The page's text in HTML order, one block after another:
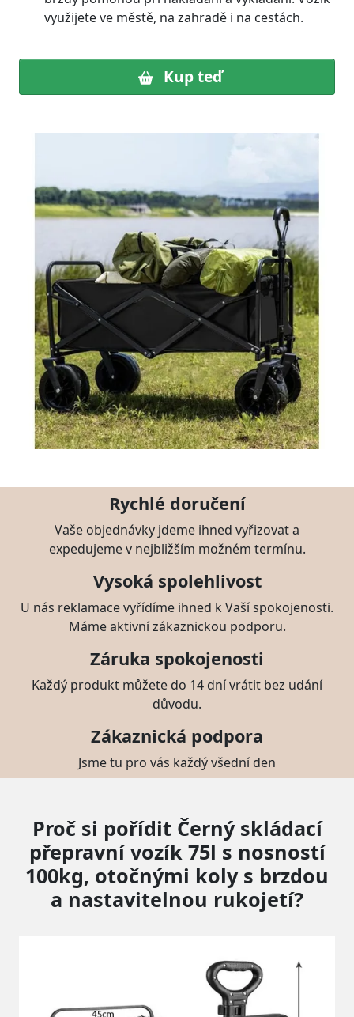
využijete ve městě, na zahradě i na cestách.
Kup teď
Rychlé doručení
Vaše objednávky jdeme ihned vyřizovat a
expedujeme v nejbližším možném termínu.
Vysoká spolehlivost
U nás reklamace vyřídíme ihned k Vaší spokojenosti.
Máme aktivní zákaznickou podporu.
Záruka spokojenosti
Každý produkt můžete do 14 dní vrátit bez udání
důvodu.
Zákaznická podpora
Jsme tu pro vás každý všední den
Proč si pořídit Černý skládací
přepravní vozík 75l s nosností
100kg, otočnými koly s brzdou
a nastavitelnou rukojetí?